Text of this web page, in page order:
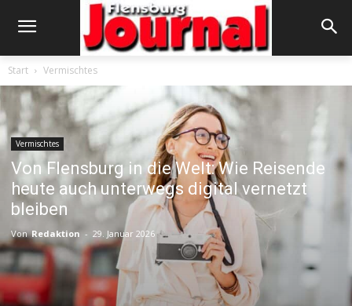
Start Vermischtes
Vermischtes
Von Flensburg in die Welt: Wie Reisende
heute auch unterwegs digital vernetzt
bleiben
Von Redaktion - 29. Januar 2026